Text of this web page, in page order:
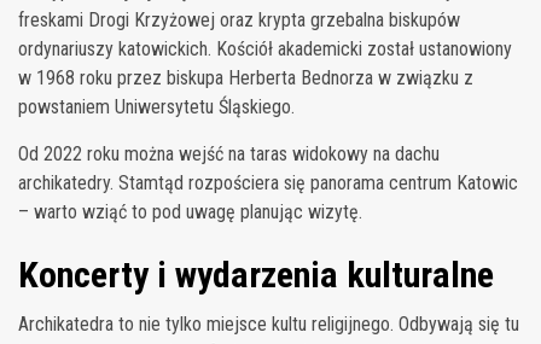
freskami Drogi Krzyżowej oraz krypta grzebalna biskupów
ordynariuszy katowickich. Kościół akademicki został ustanowiony
w 1968 roku przez biskupa Herberta Bednorza w związku z
powstaniem Uniwersytetu Śląskiego.
Od 2022 roku można wejść na taras widokowy na dachu
archikatedry. Stamtąd rozpościera się panorama centrum Katowic
– warto wziąć to pod uwagę planując wizytę.
Koncerty i wydarzenia kulturalne
Archikatedra to nie tylko miejsce kultu religijnego. Odbywają się tu